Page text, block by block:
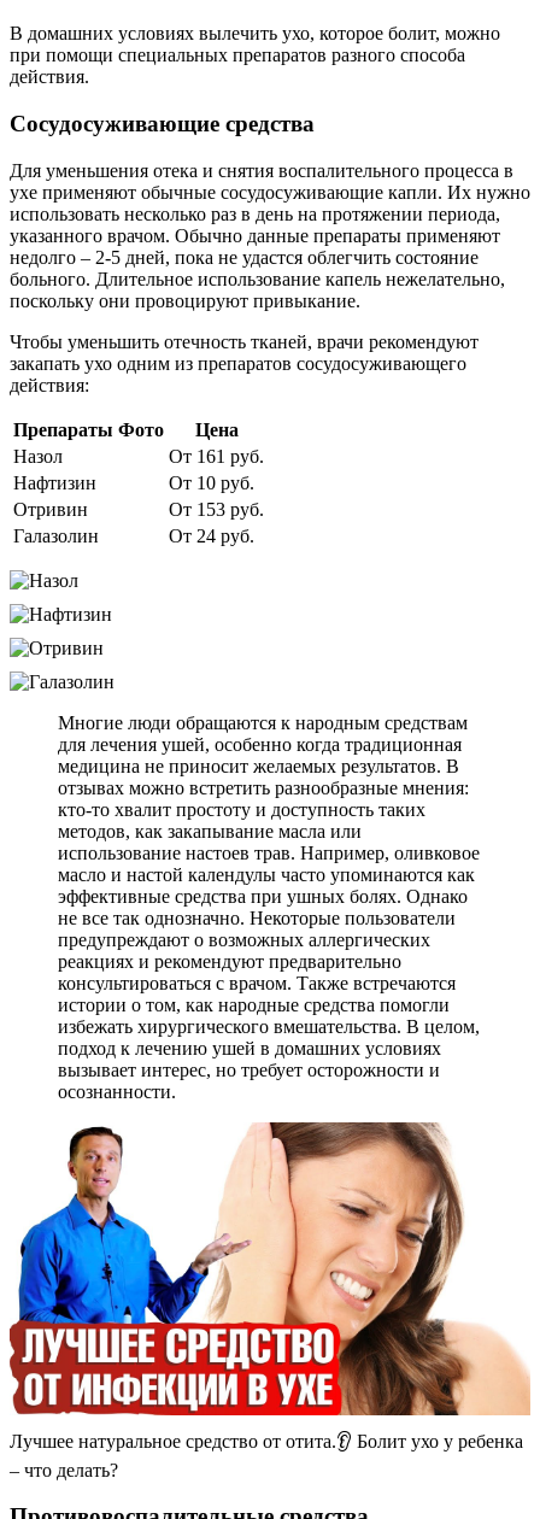
В домашних условиях вылечить ухо, которое болит, можно
при помощи специальных препаратов разного способа
действия.
Сосудосуживающие средства
Для уменьшения отека и снятия воспалительного процесса в
ухе применяют обычные сосудосуживающие капли. Их нужно
использовать несколько раз в день на протяжении периода,
указанного врачом. Обычно данные препараты применяют
недолго – 2-5 дней, пока не удастся облегчить состояние
больного. Длительное использование капель нежелательно,
поскольку они провоцируют привыкание.
Чтобы уменьшить отечность тканей, врачи рекомендуют
закапать ухо одним из препаратов сосудосуживающего
действия:
Препараты Фото
Цена
Назол
От 161 руб.
Нафтизин
От 10 руб.
Отривин
От 153 руб.
Галазолин
От 24 руб.
Многие люди обращаются к народным средствам
для лечения ушей, особенно когда традиционная
медицина не приносит желаемых результатов. В
отзывах можно встретить разнообразные мнения:
кто-то хвалит простоту и доступность таких
методов, как закапывание масла или
использование настоев трав. Например, оливковое
масло и настой календулы часто упоминаются как
эффективные средства при ушных болях. Однако
не все так однозначно. Некоторые пользователи
предупреждают о возможных аллергических
реакциях и рекомендуют предварительно
консультироваться с врачом. Также встречаются
истории о том, как народные средства помогли
избежать хирургического вмешательства. В целом,
подход к лечению ушей в домашних условиях
вызывает интерес, но требует осторожности и
осознанности.
Лучшее натуральное средство от отита.👂 Болит ухо у ребенка
– что делать?